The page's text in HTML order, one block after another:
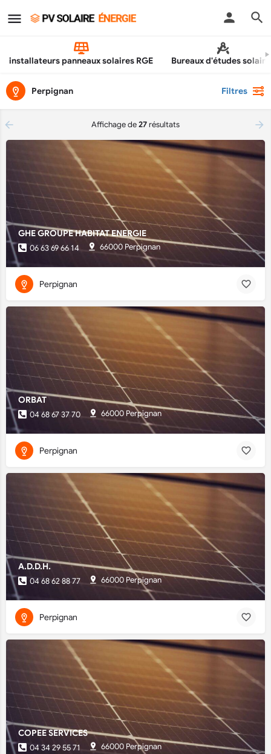
installateurs panneaux solaires RGE Bureaux d'études
Perpignan Filtres
Affichage de27résultats
GHE GROUPE HABITAT ENERGIE
06 63 69 66 14 66000 Perpignan
Perpignan
ORBAT
04 68 67 37 70 66000 Perpignan
Perpignan
A.D.D.H.
04 68 62 88 77 66000 Perpignan
Perpignan
COPEE SERVICES
04 34 29 55 71 66000 Perpignan